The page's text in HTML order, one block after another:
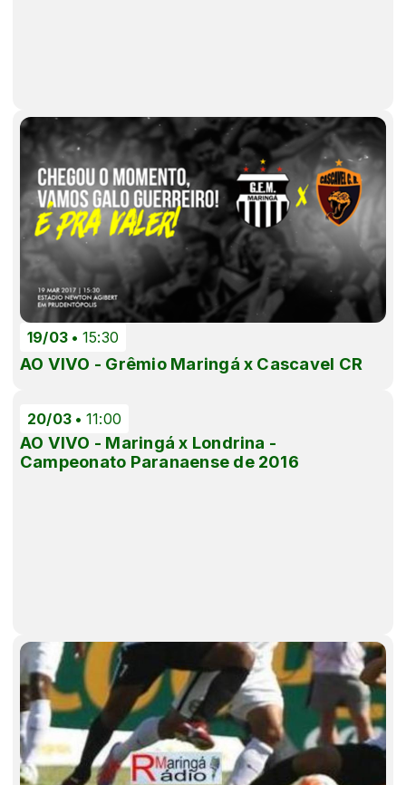
19/03 15:30
AO VIVO - Grêmio Maringá x Cascavel CR
20/03 11:00
AO VIVO - Maringá x Londrina -
Campeonato Paranaense de 2016